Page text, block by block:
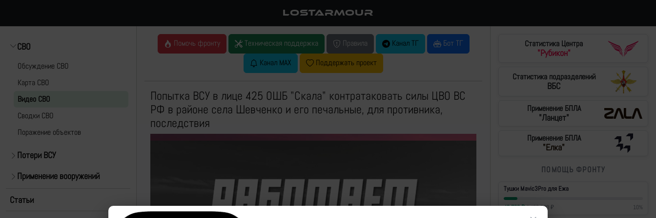
LOSTARMOUR
СВО
Обсуждение СВО
Карта СВО
Видео СВО
Cводки СВО
Поражение объектов
Потери ВСУ
Применение вооружений
Статьи
Помочь фронту Техническая поддержка Правила Канал ТГ
Бот ТГ
Канал MAX
Поддержать проект
Попытка ВСУ в лице 425 ОШБ "Скала" контратаковать силы ЦВО ВС
РФ в районе села Шевченко и его печальные, для противника,
последствия
Статистика Центра
"Рубикон"
Статистика подразделений
ВБС
Применение БПЛА
"Ланцет"
Применение БПЛА
"Елка"
ПОМОЩЬ ФРОНТУ
Тушки Mavic3Pro для Ежа
42 700₽/430 000 ₽ 10%